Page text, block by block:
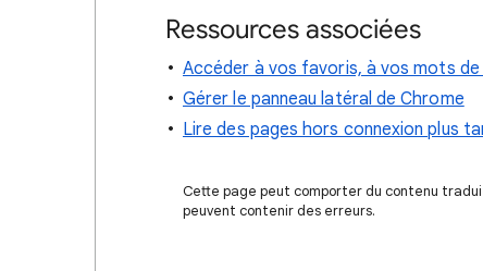
Ressources associées
Accéder à vos favoris, à vos mots
Gérer le panneau latéral de Chrome
Lire des pages hors connexion plus
Cette page peut comporter du contenu
peuvent contenir des erreurs.